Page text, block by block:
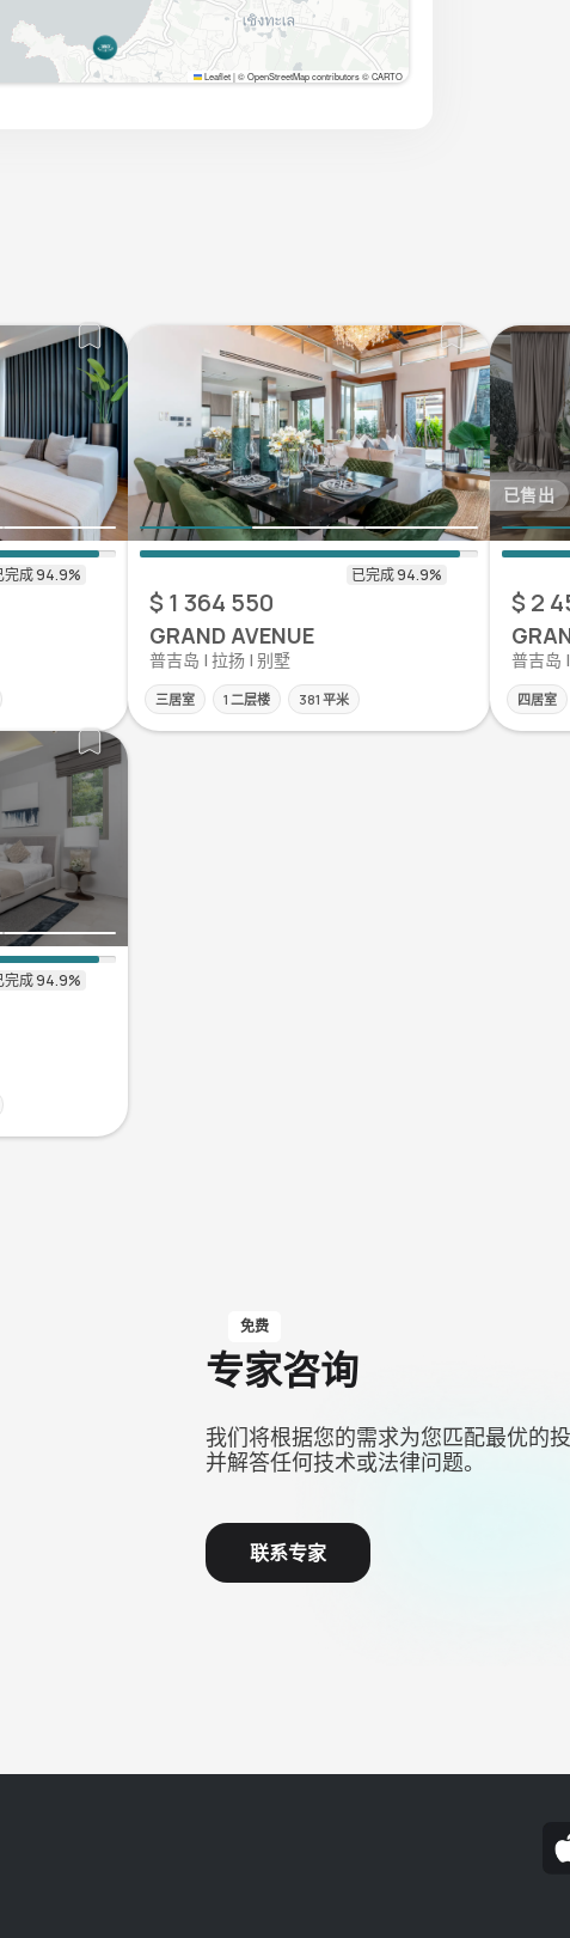
Leaflet|© OpenStreetMap contributors © CARTO
$ 1 364 550
GRAND AVENUE
普吉岛 | 拉扬 | 别墅
三居室 1 二层楼 381 平米
已售出
$ 2
普吉岛
四居室
免费
专家咨询
我们将根据您的需求为您匹配最优的
并解答任何技术或法律问题。
联系专家